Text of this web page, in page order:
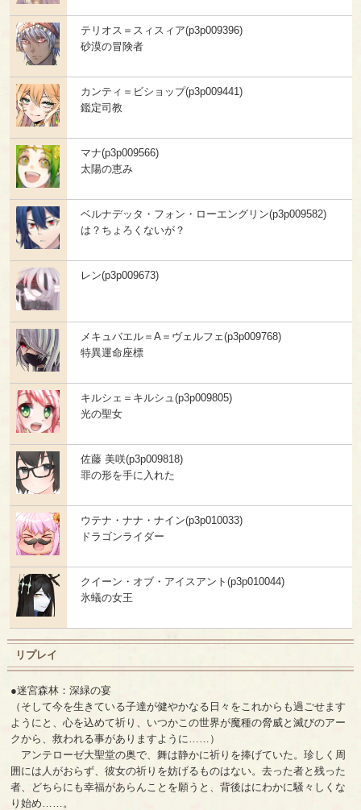
テリオス＝スィスィア(p3p009396)
砂漠の冒険者
カンティ＝ビショップ(p3p009441)
鑑定司教
マナ(p3p009566)
太陽の恵み
ベルナデッタ・フォン・ローエングリン(p3p009582)
は？ちょろくないが？
レン(p3p009673)
メキュバエル＝A＝ヴェルフェ(p3p009768)
特異運命座標
キルシェ＝キルシュ(p3p009805)
光の聖女
佐藤 美咲(p3p009818)
罪の形を手に入れた
ウテナ・ナナ・ナイン(p3p010033)
ドラゴンライダー
クイーン・オブ・アイスアント(p3p010044)
氷蟻の女王
リプレイ
●迷宮森林：深緑の宴
（そして今を生きている子達が健やかなる日々をこれからも過ごせます
ようにと、心を込めて祈り、いつかこの世界が魔種の脅威と滅びのアー
クから、救われる事がありますように……）
アンテローゼ大聖堂の奥で、舞は静かに祈りを捧げていた。珍しく周
囲には人がおらず、彼女の祈りを妨げるものはない。去った者と残った
者、どちらにも幸福があらんことを願うと、背後はにわかに騒々しくな
り始め……。